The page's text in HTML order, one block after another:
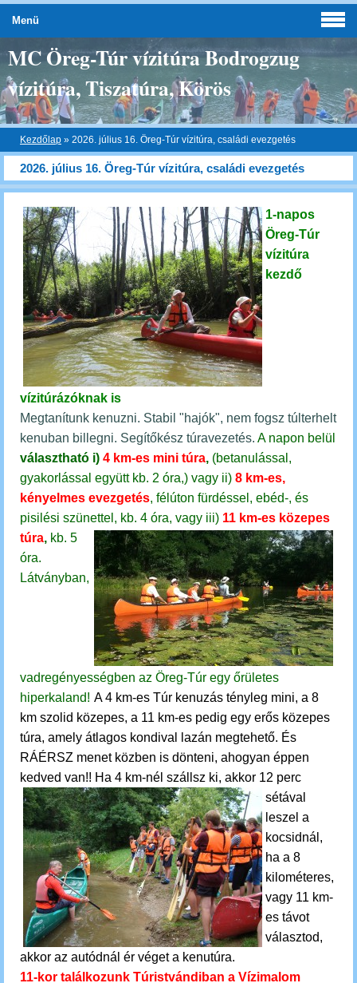
MC Öreg-Túr vízitúra Bodrogzug
vízitúra, Tiszatúra, Körös
Kezdőlap » 2026. július 16. Öreg-Túr vízitúra, családi evezgetés
2026. július 16. Öreg-Túr vízitúra, családi evezgetés
1-napos
Öreg-Túr
vízitúra
kezdő
vízitúrázóknak is
Megtanítunk kenuzni. Stabil "hajók", nem fogsz túlterhelt
kenuban billegni. Segítőkész túravezetés. A napon belül
választható i) 4 km-es mini túra, (betanulással,
gyakorlással együtt kb. 2 óra,) vagy ii) 8 km-es,
kényelmes evezgetés, félúton fürdéssel, ebéd-, és
pisilési szünettel, kb. 4 óra, vagy iii) 11 km-es közepes
túra, kb. 5
óra.
Látványban,
vadregényességben az Öreg-Túr egy őrületes
hiperkaland! A 4 km-es Túr kenuzás tényleg mini, a 8
km szolid közepes, a 11 km-es pedig egy erős közepes
túra, amely átlagos kondival lazán megtehető. És
RÁÉRSZ menet közben is dönteni, ahogyan éppen
kedved van!! Ha 4 km-nél szállsz ki, akkor 12 perc
sétával
leszel a
kocsidnál,
ha a 8
kilométeres,
vagy 11 km-
es távot
választod,
akkor az autódnál ér véget a kenutúra.
11-kor találkozunk Túristvándiban a Vízimalom
Menü